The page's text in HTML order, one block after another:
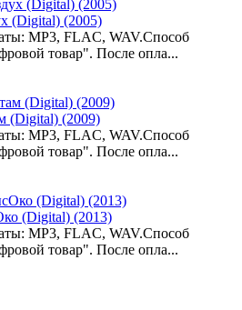
(Digital) (2005)
MP3, FLAC, WAV.Способ
товар". После опла...
(Digital) (2009)
MP3, FLAC, WAV.Способ
товар". После опла...
(Digital) (2013)
MP3, FLAC, WAV.Способ
товар". После опла...